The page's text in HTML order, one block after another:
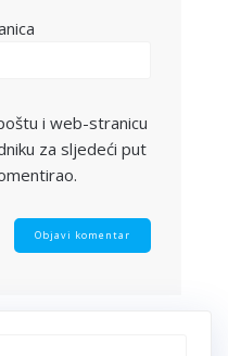
i web-stranicu
za sljedeći put